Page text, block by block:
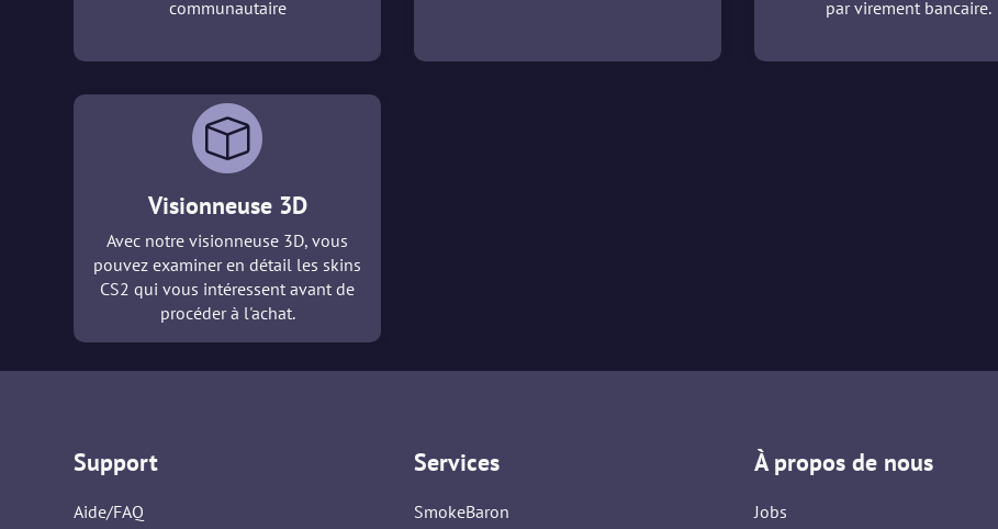
communautaire
par virement bancaire.
Visionneuse 3D
Avec notre visionneuse 3D, vous
pouvez examiner en détail les skins
CS2 qui vous intéressent avant de
procéder à l'achat.
Support
Aide/FAQ
Services
SmokeBaron
À propos de nous
Jobs